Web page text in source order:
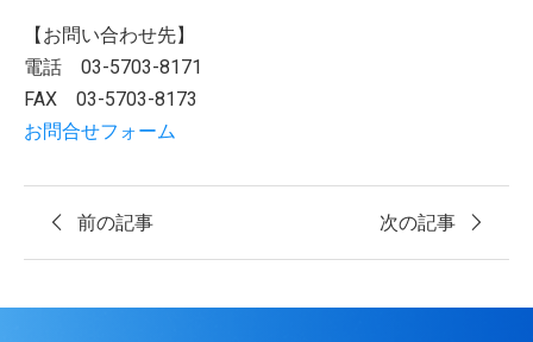
【お問い合わせ先】
電話 03-5703-8171
FAX 03-5703-8173
お問合せフォーム
前の記事 次の記事